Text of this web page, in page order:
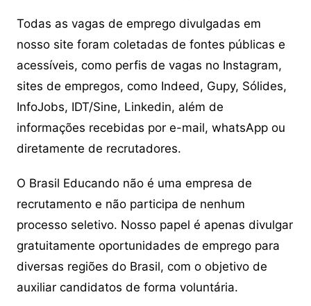
Todas as vagas de emprego divulgadas em
nosso site foram coletadas de fontes públicas e
acessíveis, como perfis de vagas no Instagram,
sites de empregos, como Indeed, Gupy, Sólides,
InfoJobs, IDT/Sine, Linkedin, além de
informações recebidas por e-mail, whatsApp ou
diretamente de recrutadores.
O Brasil Educando não é uma empresa de
recrutamento e não participa de nenhum
processo seletivo. Nosso papel é apenas divulgar
gratuitamente oportunidades de emprego para
diversas regiões do Brasil, com o objetivo de
auxiliar candidatos de forma voluntária.